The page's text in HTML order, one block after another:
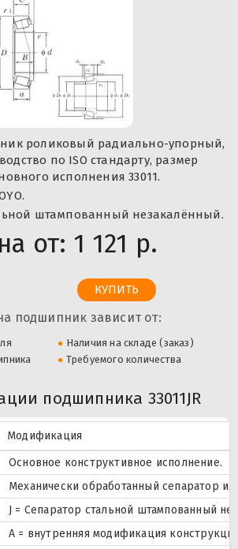
роликовый радиально-упорный,
по ISO стандарту, размер
исполнения 33011.
штампованный незакалённый.
от: 1 121 р.
подшипник зависит от:
Наличия на складе (заказ)
Требуемого количества
подшипника 33011JR
Модификация
Основное конструктивное исполнение.
Механически обработанный сепаратор
J = Сепаратор стальной штампованный
A = внутренняя модификация